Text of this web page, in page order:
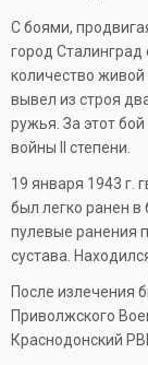
С боями,
город
количество живой
вывел из строя
ружья. За этот
войны II степени.
19 января 1943 г.
был легко ранен
пулевые ранения
сустава.
После излечения
Приволжского
Краснодонский